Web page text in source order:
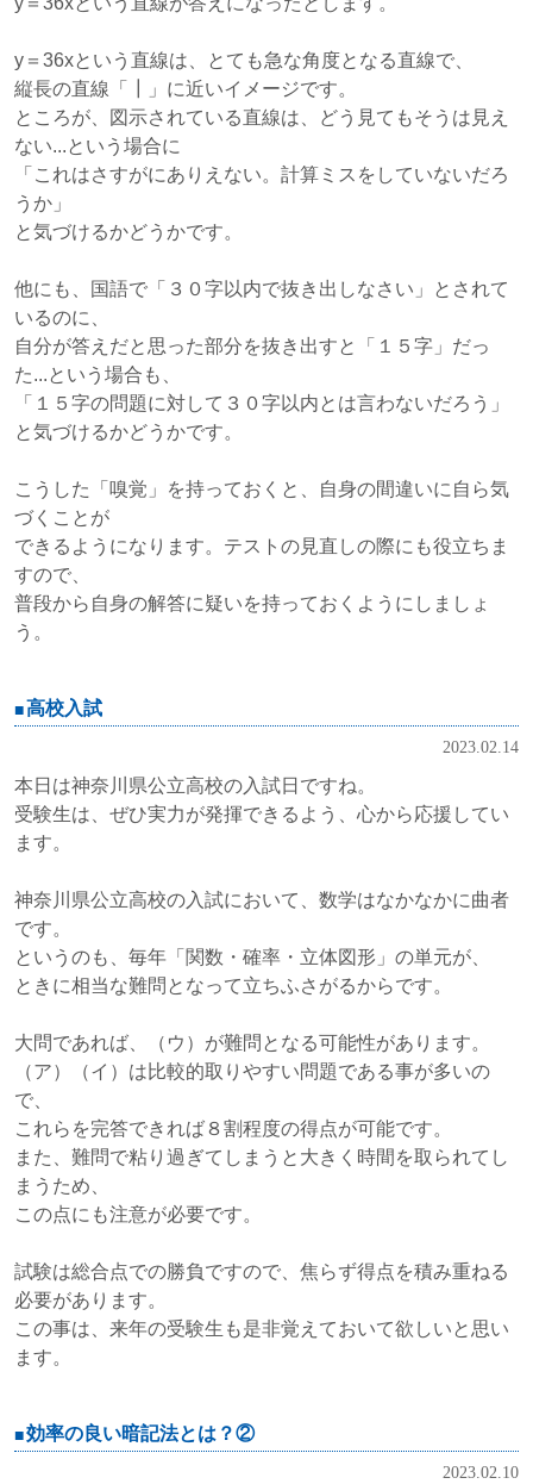
y＝36xという直線は、とても急な角度となる直線で、
縦長の直線「┃」に近いイメージです。
ところが、図示されている直線は、どう見てもそうは見え
ない...という場合に
「これはさすがにありえない。計算ミスをしていないだろ
うか」
と気づけるかどうかです。
他にも、国語で「３０字以内で抜き出しなさい」とされて
いるのに、
自分が答えだと思った部分を抜き出すと「１５字」だっ
た...という場合も、
「１５字の問題に対して３０字以内とは言わないだろう」
と気づけるかどうかです。
こうした「嗅覚」を持っておくと、自身の間違いに自ら気
づくことが
できるようになります。テストの見直しの際にも役立ちま
すので、
普段から自身の解答に疑いを持っておくようにしましょ
う。
高校入試
2023.02.14
本日は神奈川県公立高校の入試日ですね。
受験生は、ぜひ実力が発揮できるよう、心から応援してい
ます。
神奈川県公立高校の入試において、数学はなかなかに曲者
です。
というのも、毎年「関数・確率・立体図形」の単元が、
ときに相当な難問となって立ちふさがるからです。
大問であれば、（ウ）が難問となる可能性があります。
（ア）（イ）は比較的取りやすい問題である事が多いの
で、
これらを完答できれば８割程度の得点が可能です。
また、難問で粘り過ぎてしまうと大きく時間を取られてし
まうため、
この点にも注意が必要です。
試験は総合点での勝負ですので、焦らず得点を積み重ねる
必要があります。
この事は、来年の受験生も是非覚えておいて欲しいと思い
ます。
効率の良い暗記法とは？②
2023.02.10